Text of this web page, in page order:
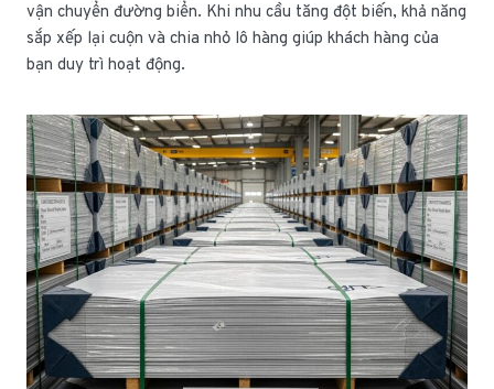
vận chuyển đường biển. Khi nhu cầu tăng đột biến, khả năng
sắp xếp lại cuộn và chia nhỏ lô hàng giúp khách hàng của
bạn duy trì hoạt động.